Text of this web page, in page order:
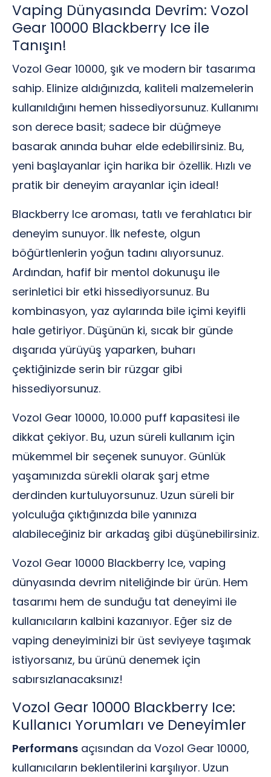
Vaping Dünyasında Devrim: Vozol
Gear 10000 Blackberry Ice ile
Tanışın!
Vozol Gear 10000, şık ve modern bir tasarıma
sahip. Elinize aldığınızda, kaliteli malzemelerin
kullanıldığını hemen hissediyorsunuz. Kullanımı
son derece basit; sadece bir düğmeye
basarak anında buhar elde edebilirsiniz. Bu,
yeni başlayanlar için harika bir özellik. Hızlı ve
pratik bir deneyim arayanlar için ideal!
Blackberry Ice aroması, tatlı ve ferahlatıcı bir
deneyim sunuyor. İlk nefeste, olgun
böğürtlenlerin yoğun tadını alıyorsunuz.
Ardından, hafif bir mentol dokunuşu ile
serinletici bir etki hissediyorsunuz. Bu
kombinasyon, yaz aylarında bile içimi keyifli
hale getiriyor. Düşünün ki, sıcak bir günde
dışarıda yürüyüş yaparken, buharı
çektiğinizde serin bir rüzgar gibi
hissediyorsunuz.
Vozol Gear 10000, 10.000 puff kapasitesi ile
dikkat çekiyor. Bu, uzun süreli kullanım için
mükemmel bir seçenek sunuyor. Günlük
yaşamınızda sürekli olarak şarj etme
derdinden kurtuluyorsunuz. Uzun süreli bir
yolculuğa çıktığınızda bile yanınıza
alabileceğiniz bir arkadaş gibi düşünebilirsiniz.
Vozol Gear 10000 Blackberry Ice, vaping
dünyasında devrim niteliğinde bir ürün. Hem
tasarımı hem de sunduğu tat deneyimi ile
kullanıcıların kalbini kazanıyor. Eğer siz de
vaping deneyiminizi bir üst seviyeye taşımak
istiyorsanız, bu ürünü denemek için
sabırsızlanacaksınız!
Vozol Gear 10000 Blackberry Ice:
Kullanıcı Yorumları ve Deneyimler
Performans açısından da Vozol Gear 10000,
kullanıcıların beklentilerini karşılıyor. Uzun